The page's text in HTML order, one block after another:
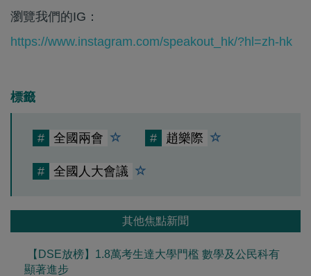
瀏覽我們的IG：
https://www.instagram.com/speakout_hk/?hl=zh-hk
標籤
# 全國兩會 # 趙樂際
# 全國人大會議
其他焦點新聞
【DSE放榜】1.8萬考生達大學門檻 數學及公民科有
顯著進步